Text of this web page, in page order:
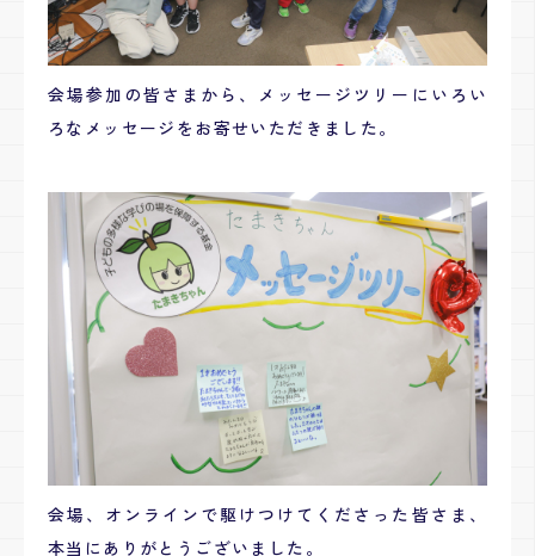
会場参加の皆さまから、メッセージツリーにいろい
ろなメッセージをお寄せいただきました。
会場、オンラインで駆けつけてくださった皆さま、
本当にありがとうございました。